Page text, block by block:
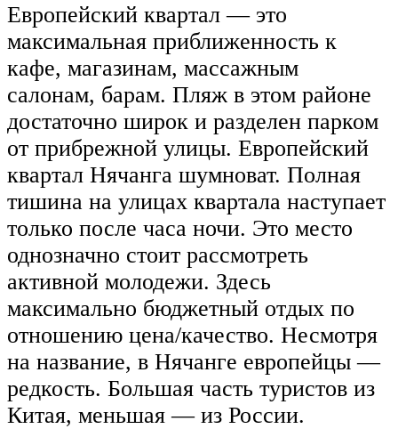
Европейский квартал — это
максимальная приближенность к
кафе, магазинам, массажным
салонам, барам. Пляж в этом районе
достаточно широк и разделен парком
от прибрежной улицы. Европейский
квартал Нячанга шумноват. Полная
тишина на улицах квартала наступает
только после часа ночи. Это место
однозначно стоит рассмотреть
активной молодежи. Здесь
максимально бюджетный отдых по
отношению цена/качество. Несмотря
на название, в Нячанге европейцы —
редкость. Большая часть туристов из
Китая, меньшая — из России.